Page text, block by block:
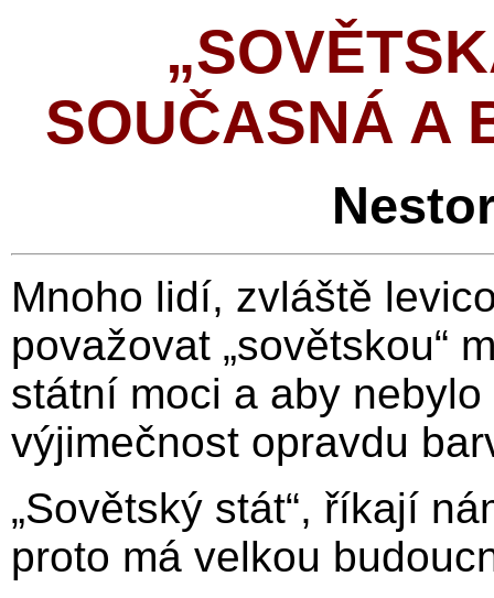
SOUČASNÁ A
Mnoho lidí, zvláště
považovat „sovětskou“
státní moci a aby
výjimečnost opravdu
„Sovětský stát“, říkají
proto má velkou